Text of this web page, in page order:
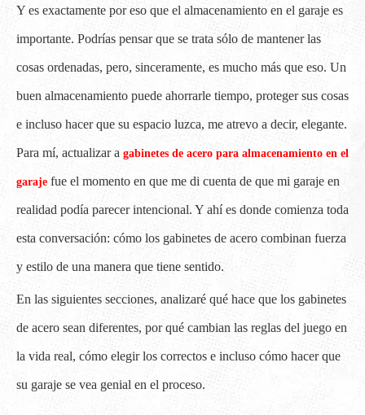
Y es exactamente por eso que el almacenamiento en el garaje es
importante. Podrías pensar que se trata sólo de mantener las
cosas ordenadas, pero, sinceramente, es mucho más que eso. Un
buen almacenamiento puede ahorrarle tiempo, proteger sus cosas
e incluso hacer que su espacio luzca, me atrevo a decir, elegante.
Para mí, actualizar a gabinetes de acero para almacenamiento en el
garaje fue el momento en que me di cuenta de que mi garaje en
realidad podía parecer intencional. Y ahí es donde comienza toda
esta conversación: cómo los gabinetes de acero combinan fuerza
y ​​estilo de una manera que tiene sentido.
En las siguientes secciones, analizaré qué hace que los gabinetes
de acero sean diferentes, por qué cambian las reglas del juego en
la vida real, cómo elegir los correctos e incluso cómo hacer que
su garaje se vea genial en el proceso.